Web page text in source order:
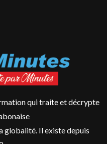
qui traite et décrypte
globalité. Il existe depuis